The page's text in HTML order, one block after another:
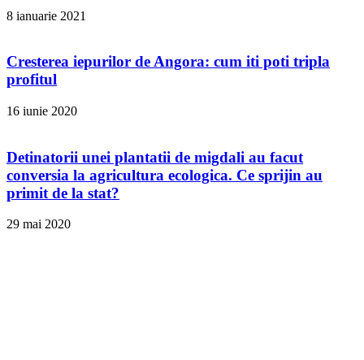
8 ianuarie 2021
Cresterea iepurilor de Angora: cum iti poti tripla
profitul
16 iunie 2020
Detinatorii unei plantatii de migdali au facut
conversia la agricultura ecologica. Ce sprijin au
primit de la stat?
29 mai 2020